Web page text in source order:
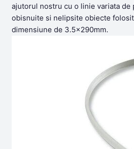
ajutorul nostru cu o linie variata
obisnuite si nelipsite obiecte
dimensiune de 3.5x290mm.